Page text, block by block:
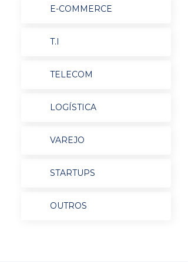
E-COMMERCE
T.I
TELECOM
LOGÍSTICA
VAREJO
STARTUPS
OUTROS